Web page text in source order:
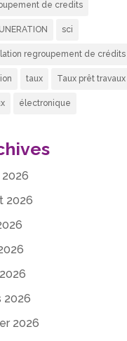
de credits
sci
regroupement de crédits
taux Taux prêt travaux
électronique
2026
2026
2026